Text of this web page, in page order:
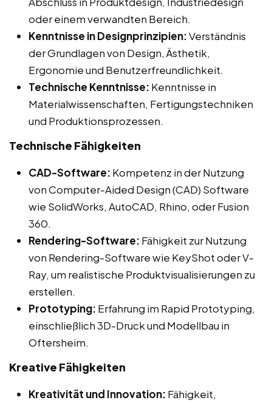
oder einem verwandten Bereich.
Kenntnisse in Designprinzipien:Verständnis
der Grundlagen von Design, Ästhetik,
Ergonomie und Benutzerfreundlichkeit.
Technische Kenntnisse: Kenntnisse in
Materialwissenschaften, Fertigungstechniken
und Produktionsprozessen.
Technische Fähigkeiten
CAD-Software: Kompetenz in der Nutzung
von Computer-Aided Design (CAD) Software
wie SolidWorks, AutoCAD, Rhino, oder Fusion
360.
Rendering-Software: Fähigkeit zur Nutzung
von Rendering-Software wie KeyShot oder V-
Ray, um realistische Produktvisualisierungen zu
erstellen.
Prototyping: Erfahrung im Rapid Prototyping,
einschließlich 3D-Druck und Modellbau in
Oftersheim.
Kreative Fähigkeiten
Kreativität und Innovation: Fähigkeit,